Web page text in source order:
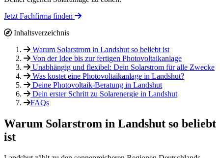
Jetzt Fachfirma finden
Inhaltsverzeichnis
Warum Solarstrom in Landshut so beliebt ist
Von der Idee bis zur fertigen Photovoltaikanlage
Unabhängig und flexibel: Dein Solarstrom für alle Zwecke
Was kostet eine Photovoltaikanlage in Landshut?
Deine Photovoltaik-Beratung in Landshut
Dein erster Schritt zu Solarenergie in Landshut
FAQs
Warum Solarstrom in Landshut so beliebt
ist